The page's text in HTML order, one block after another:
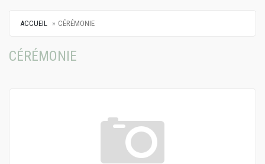
ACCUEIL CÉRÉMONIE
CÉRÉMONIE